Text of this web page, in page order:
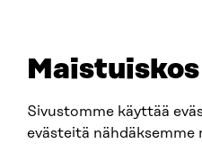
Sivustomme käyttää
evästeitä nähdäksemme
SITRA SOSIAALISESSA MEDIASSA